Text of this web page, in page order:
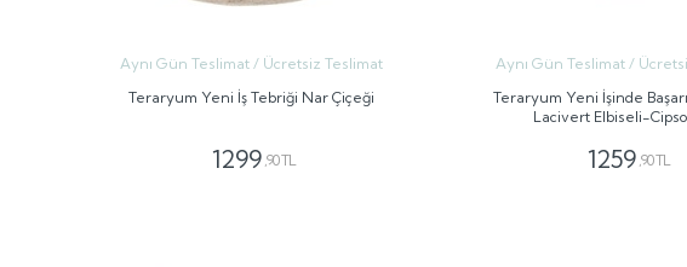
Aynı Gün Teslimat / Ücretsiz Teslimat
Teraryum Yeni İş Tebriği Nar Çiçeği
1299 ,90 TL
Aynı Gün Teslimat /
Teraryum Yeni İşinde
Lacivert Elbiseli-
1259 ,90 TL